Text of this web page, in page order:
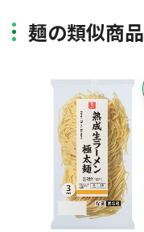
麺の類似商品